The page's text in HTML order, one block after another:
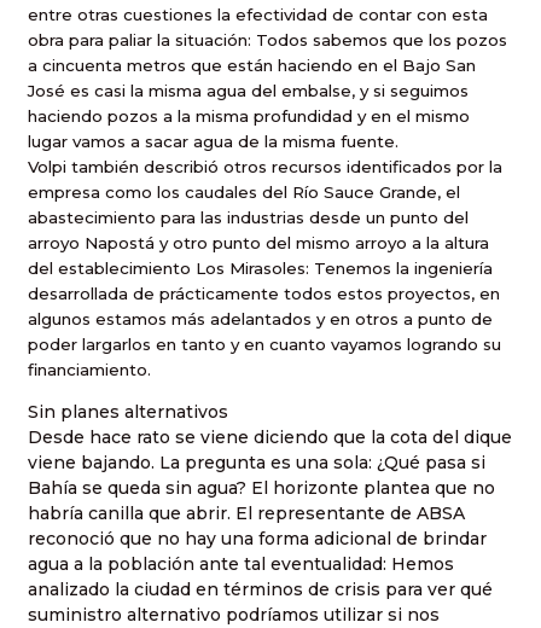
entre otras cuestiones la efectividad de contar con esta
obra para paliar la situación: Todos sabemos que los pozos
a cincuenta metros que están haciendo en el Bajo San
José es casi la misma agua del embalse, y si seguimos
haciendo pozos a la misma profundidad y en el mismo
lugar vamos a sacar agua de la misma fuente.
Volpi también describió otros recursos identificados por la
empresa como los caudales del Río Sauce Grande, el
abastecimiento para las industrias desde un punto del
arroyo Napostá y otro punto del mismo arroyo a la altura
del establecimiento Los Mirasoles: Tenemos la ingeniería
desarrollada de prácticamente todos estos proyectos, en
algunos estamos más adelantados y en otros a punto de
poder largarlos en tanto y en cuanto vayamos logrando su
financiamiento.
Sin planes alternativos
Desde hace rato se viene diciendo que la cota del dique
viene bajando. La pregunta es una sola: ¿Qué pasa si
Bahía se queda sin agua? El horizonte plantea que no
habría canilla que abrir. El representante de ABSA
reconoció que no hay una forma adicional de brindar
agua a la población ante tal eventualidad: Hemos
analizado la ciudad en términos de crisis para ver qué
suministro alternativo podríamos utilizar si nos